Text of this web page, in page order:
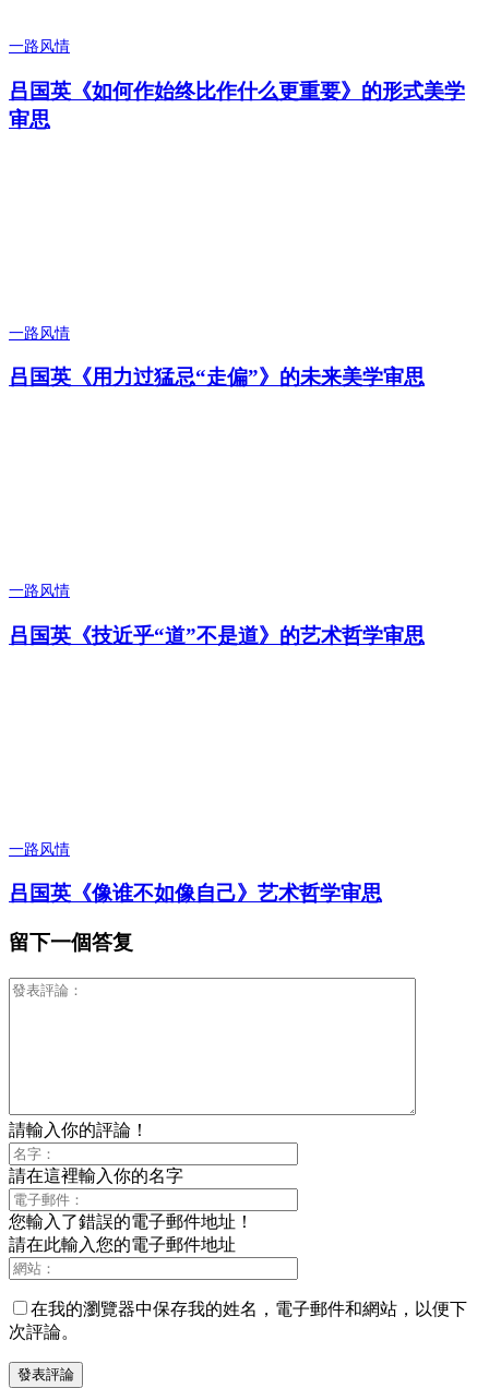
一路风情
吕国英《如何作始终比作什么更重要》的形式美学
审思
一路风情
吕国英《用力过猛忌“走偏”》的未来美学审思
一路风情
吕国英《技近乎“道”不是道》的艺术哲学审思
一路风情
吕国英《像谁不如像自己》艺术哲学审思
留下一個答复
請輸入你的評論！
請在這裡輸入你的名字
您輸入了錯誤的電子郵件地址！
請在此輸入您的電子郵件地址
在我的瀏覽器中保存我的姓名，電子郵件和網站，以便下
次評論。